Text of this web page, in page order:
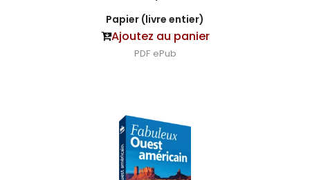
Papier (livre entier)
Ajoutez au panier
PDF ePub